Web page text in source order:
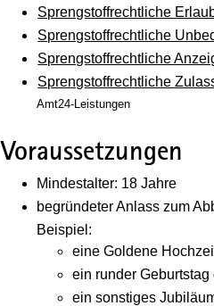
Sprengstoffrechtliche
Sprengstoffrechtliche
Sprengstoffrechtliche
Sprengstoffrechtliche
Amt24-Leistungen
Voraussetzungen
Mindestalter: 18 Jahre
begründeter Anlass zum
Beispiel:
eine Goldene
ein runder Geburtstag
ein sonstiges